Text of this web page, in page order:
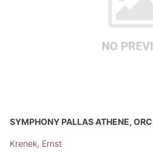
SYMPHONY PALLAS ATHENE,
Krenek, Ernst